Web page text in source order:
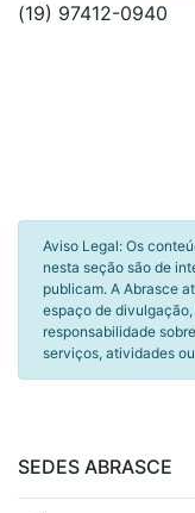
(19) 97412-0940
Aviso Legal: Os
nesta seção são de
publicam. A Abrasce
espaço de
responsabilidade
serviços, atividades
SEDES ABRASCE